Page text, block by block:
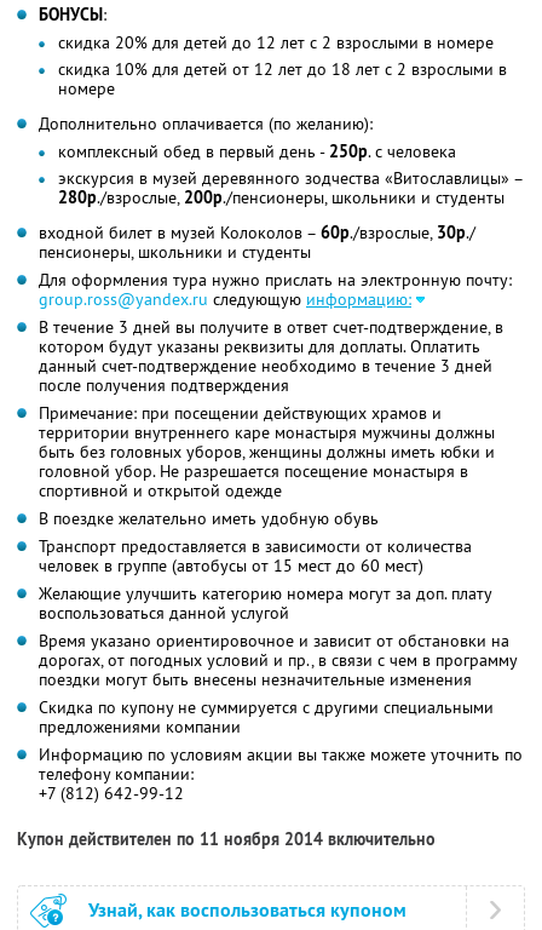
БОНУСЫ:
скидка 20% для детей до 12 лет с 2 взрослыми в номере
скидка 10% для детей от 12 лет до 18 лет с 2 взрослыми в
номере
Дополнительно оплачивается (по желанию):
комплексный обед в первый день - 250р. с человека
экскурсия в музей деревянного зодчества «Витославлицы» –
280р./взрослые, 200р./пенсионеры, школьники и студенты
входной билет в музей Колоколов – 60р./взрослые, 30р./
пенсионеры, школьники и студенты
Для оформления тура нужно прислать на электронную почту:
group.ross@yandex.ru следующую информацию:
В течение 3 дней вы получите в ответ счет-подтверждение, в
котором будут указаны реквизиты для доплаты. Оплатить
данный счет-подтверждение необходимо в течение 3 дней
после получения подтверждения
Примечание: при посещении действующих храмов и
территории внутреннего каре монастыря мужчины должны
быть без головных уборов, женщины должны иметь юбки и
головной убор. Не разрешается посещение монастыря в
спортивной и открытой одежде
В поездке желательно иметь удобную обувь
Транспорт предоставляется в зависимости от количества
человек в группе (автобусы от 15 мест до 60 мест)
Желающие улучшить категорию номера могут за доп. плату
воспользоваться данной услугой
Время указано ориентировочное и зависит от обстановки на
дорогах, от погодных условий и пр., в связи с чем в программу
поездки могут быть внесены незначительные изменения
Скидка по купону не суммируется с другими специальными
предложениями компании
Информацию по условиям акции вы также можете уточнить по
телефону компании:
+7 (812) 642-99-12
Купон действителен по 11 ноября 2014 включительно
Узнай, как воспользоваться купоном